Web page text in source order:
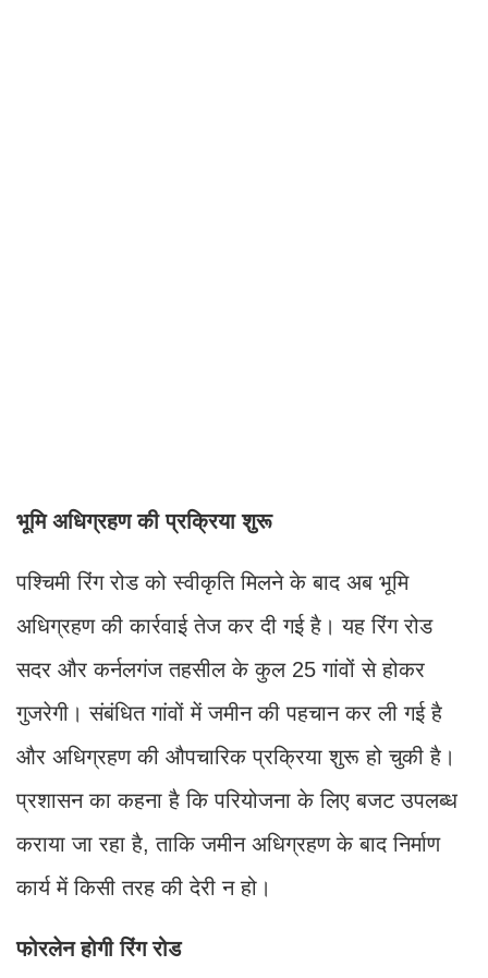
भूमि अधिग्रहण की प्रक्रिया शुरू
पश्चिमी रिंग रोड को स्वीकृति मिलने के बाद अब भूमि
अधिग्रहण की कार्रवाई तेज कर दी गई है। यह रिंग रोड
सदर और कर्नलगंज तहसील के कुल 25 गांवों से होकर
गुजरेगी। संबंधित गांवों में जमीन की पहचान कर ली गई है
और अधिग्रहण की औपचारिक प्रक्रिया शुरू हो चुकी है।
प्रशासन का कहना है कि परियोजना के लिए बजट उपलब्ध
कराया जा रहा है, ताकि जमीन अधिग्रहण के बाद निर्माण
कार्य में किसी तरह की देरी न हो।
फोरलेन होगी रिंग रोड